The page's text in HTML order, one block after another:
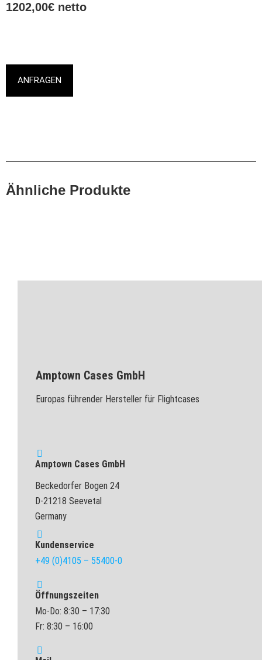
1202,00€ netto
ANFRAGEN
Ähnliche Produkte
Amptown Cases GmbH
Europas führender Hersteller für Flightcases
Amptown Cases GmbH
Beckedorfer Bogen 24
D-21218 Seevetal
Germany
Kundenservice
+49 (0)4105 – 55400-0
Öffnungszeiten
Mo-Do: 8:30 – 17:30
Fr: 8:30 – 16:00